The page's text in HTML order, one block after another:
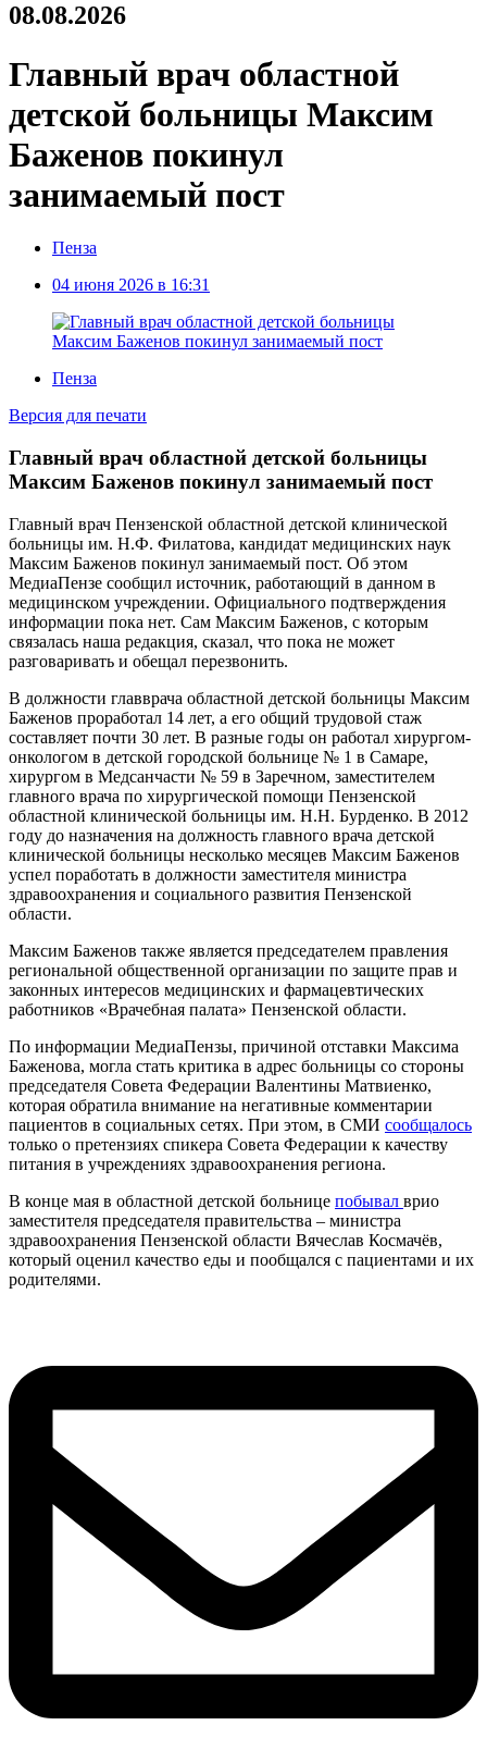
08.08.2026
Главный врач областной
детской больницы Максим
Баженов покинул
занимаемый пост
Пенза
04 июня 2026 в 16:31
Пенза
Версия для печати
Главный врач областной детской больницы
Максим Баженов покинул занимаемый пост
Главный врач Пензенской областной детской клинической
больницы им. Н.Ф. Филатова, кандидат медицинских наук
Максим Баженов покинул занимаемый пост. Об этом
МедиаПензе сообщил источник, работающий в данном в
медицинском учреждении. Официального подтверждения
информации пока нет. Сам Максим Баженов, с которым
связалась наша редакция, сказал, что пока не может
разговаривать и обещал перезвонить.
В должности главврача областной детской больницы Максим
Баженов проработал 14 лет, а его общий трудовой стаж
составляет почти 30 лет. В разные годы он работал хирургом-
онкологом в детской городской больнице № 1 в Самаре,
хирургом в Медсанчасти № 59 в Заречном, заместителем
главного врача по хирургической помощи Пензенской
областной клинической больницы им. Н.Н. Бурденко. В 2012
году до назначения на должность главного врача детской
клинической больницы несколько месяцев Максим Баженов
успел поработать в должности заместителя министра
здравоохранения и социального развития Пензенской
области.
Максим Баженов также является председателем правления
региональной общественной организации по защите прав и
законных интересов медицинских и фармацевтических
работников «Врачебная палата» Пензенской области.
По информации МедиаПензы, причиной отставки Максима
Баженова, могла стать критика в адрес больницы со стороны
председателя Совета Федерации Валентины Матвиенко,
которая обратила внимание на негативные комментарии
пациентов в социальных сетях. При этом, в СМИ сообщалось
только о претензиях спикера Совета Федерации к качеству
питания в учреждениях здравоохранения региона.
В конце мая в областной детской больнице побывал врио
заместителя председателя правительства – министра
здравоохранения Пензенской области Вячеслав Космачёв,
который оценил качество еды и пообщался с пациентами и их
родителями.